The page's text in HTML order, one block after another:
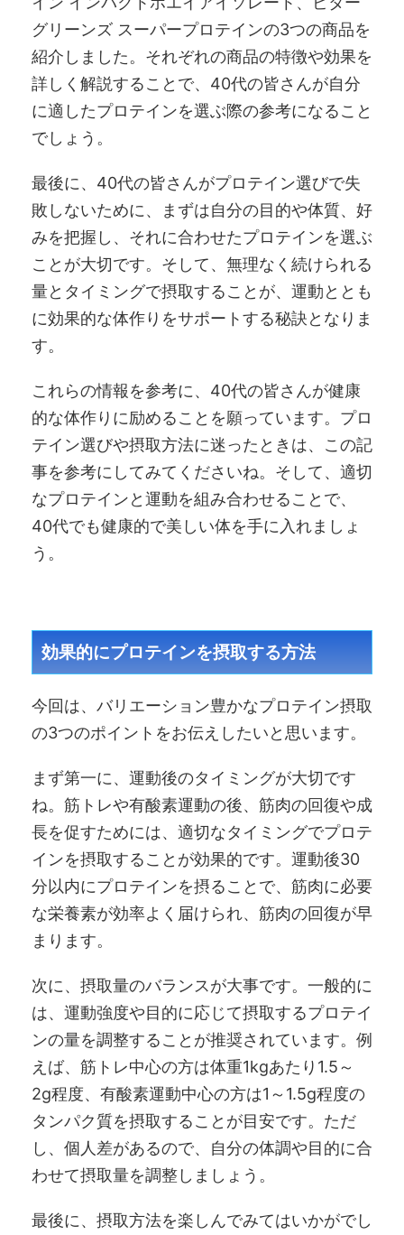
グリーンズ スーパープロテインの3つの商品を
紹介しました。それぞれの商品の特徴や効果を
詳しく解説することで、40代の皆さんが自分
に適したプロテインを選ぶ際の参考になること
でしょう。
最後に、40代の皆さんがプロテイン選びで失
敗しないために、まずは自分の目的や体質、好
みを把握し、それに合わせたプロテインを選ぶ
ことが大切です。そして、無理なく続けられる
量とタイミングで摂取することが、運動ととも
に効果的な体作りをサポートする秘訣となりま
す。
これらの情報を参考に、40代の皆さんが健康
的な体作りに励めることを願っています。プロ
テイン選びや摂取方法に迷ったときは、この記
事を参考にしてみてくださいね。そして、適切
なプロテインと運動を組み合わせることで、
40代でも健康的で美しい体を手に入れましょ
う。
効果的にプロテインを摂取する方法
今回は、バリエーション豊かなプロテイン摂取
の3つのポイントをお伝えしたいと思います。
まず第一に、運動後のタイミングが大切です
ね。筋トレや有酸素運動の後、筋肉の回復や成
長を促すためには、適切なタイミングでプロテ
インを摂取することが効果的です。運動後30
分以内にプロテインを摂ることで、筋肉に必要
な栄養素が効率よく届けられ、筋肉の回復が早
まります。
次に、摂取量のバランスが大事です。一般的に
は、運動強度や目的に応じて摂取するプロテイ
ンの量を調整することが推奨されています。例
えば、筋トレ中心の方は体重1kgあたり1.5～
2g程度、有酸素運動中心の方は1～1.5g程度の
タンパク質を摂取することが目安です。ただ
し、個人差があるので、自分の体調や目的に合
わせて摂取量を調整しましょう。
最後に、摂取方法を楽しんでみてはいかがでし